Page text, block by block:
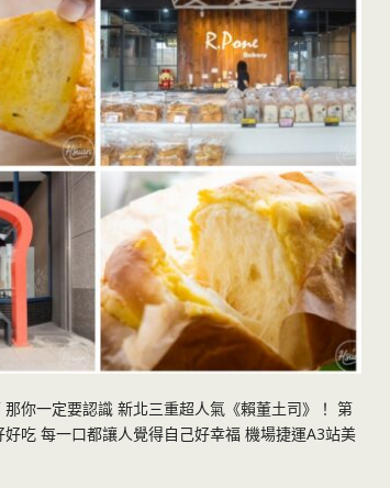
你一定要認識 新北三重超人氣《賴董土司》！ 第
吃 每一口都讓人覺得自己好幸福 機場捷運A3站美